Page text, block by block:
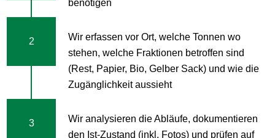
benötigen
2
Wir erfassen vor Ort, welche Tonnen wo
stehen, welche Fraktionen betroffen sind
(Rest, Papier, Bio, Gelber Sack) und wie die
Zugänglichkeit aussieht
3
Wir analysieren die Abläufe, dokumentieren
den Ist-Zustand (inkl. Fotos) und prüfen auf